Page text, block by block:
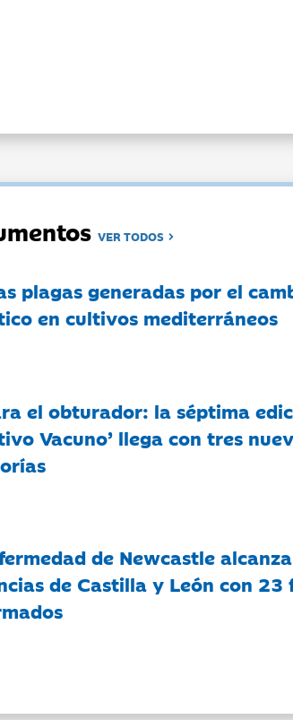
VER TODOS
plagas generadas por el
en cultivos mediterráneos
el obturador: la séptima
Vacuno’ llega con tres
de Newcastle
de Castilla y León con 23